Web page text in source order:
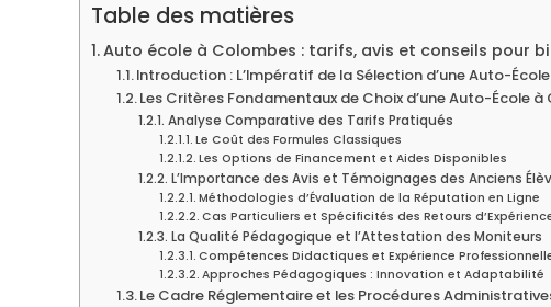
Table des matières
Auto école à Colombes : tarifs, avis et conseils pour
Introduction : L’Impératif de la Sélection d’une Auto-
Les Critères Fondamentaux de Choix d’une Auto-École
Analyse Comparative des Tarifs Pratiqués
Le Coût des Formules Classiques
Les Options de Financement et Aides Disponibles
L’Importance des Avis et Témoignages des Anciens
Méthodologies d’Évaluation de la Réputation en Ligne
Cas Particuliers et Spécificités des Retours
La Qualité Pédagogique et l’Attestation des Moniteurs
Compétences Didactiques et Expérience
Approches Pédagogiques : Innovation et Adaptabilité
Le Cadre Réglementaire et les Procédures